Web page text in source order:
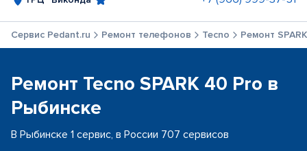
Сервис Pedant.ru Ремонт телефонов Tecno Ремонт
Ремонт Tecno SPARK 40 Pro в
Рыбинске
В Рыбинске 1 сервис, в России 707 сервисов